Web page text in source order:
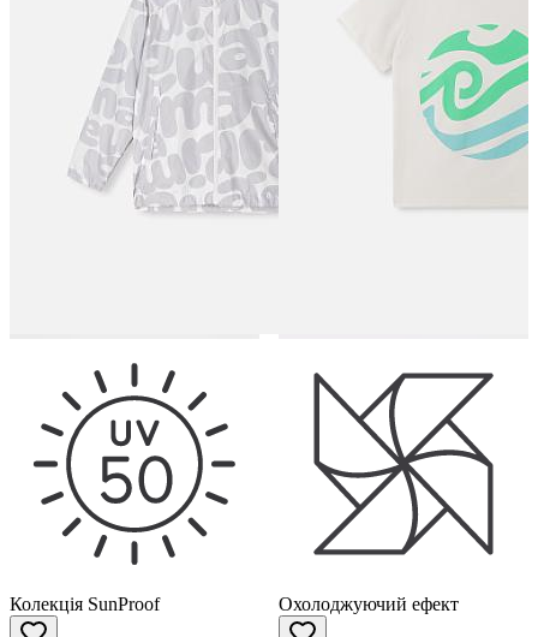
Колекція SunProof Охолоджуючий ефект